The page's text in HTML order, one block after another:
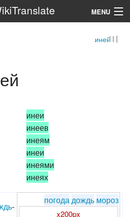
MENU
иней
инеи
инеев
инеям
инеи
инеями
инеях
погодадождь мороз
x200px
-